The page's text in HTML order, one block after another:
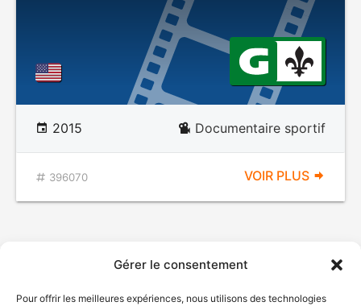
Gérer le consentement
Pour offrir les meilleures expériences, nous utilisons des technologies
2015 Documentaire sportif
396070 VOIR PLUS